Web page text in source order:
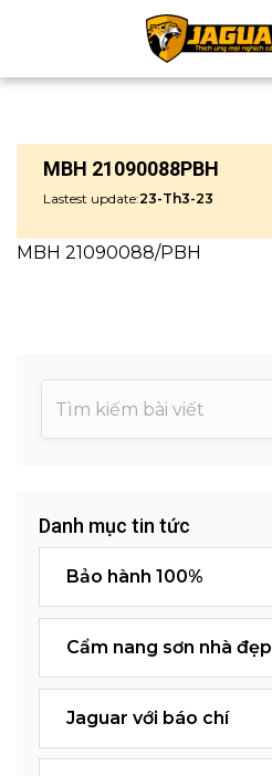
MBH 21090088PBH
Lastest update:23-Th3-23
MBH 21090088/PBH
Danh mục tin tức
Bảo hành 100%
Cẩm nang sơn nhà đẹp
Jaguar với báo chí